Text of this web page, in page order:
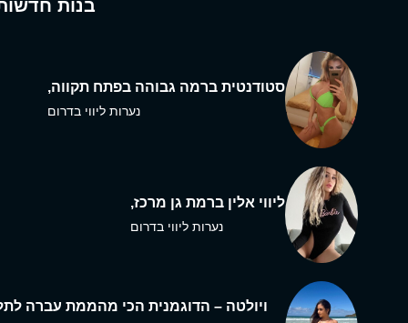
בנות
סטודנטית ברמה גבוהה בפתח תקווה,
נערות ליווי בדרום
ליווי אלין ברמת גן מרכז,
נערות ליווי בדרום
ויולטה – הדוגמנית הכי מהממת עברה